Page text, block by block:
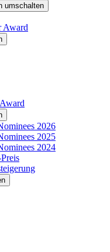
umschalten
Award
2026
2025
2024